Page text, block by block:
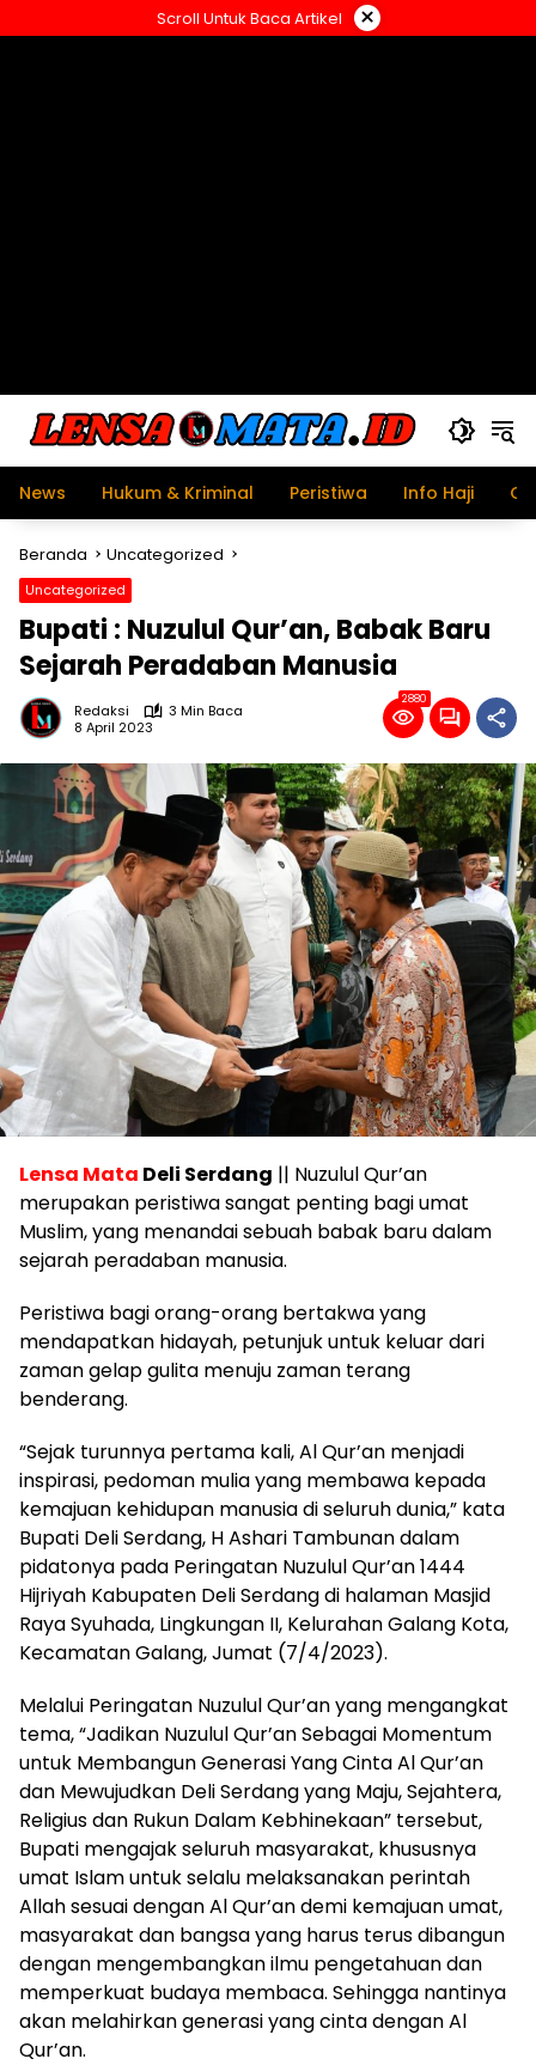
ke
Scroll Untuk Baca Artikel ×
News Hukum & Kriminal Peristiwa Info Haji
Beranda Uncategorized
Uncategorized
Bupati : Nuzulul Qur’an, Babak Baru
Sejarah Peradaban Manusia
Redaksi
3 Min Baca
8 April 2023
2880
Lensa Mata Deli Serdang || Nuzulul Qur’an
merupakan peristiwa sangat penting bagi umat
Muslim, yang menandai sebuah babak baru dalam
sejarah peradaban manusia.
Peristiwa bagi orang-orang bertakwa yang
mendapatkan hidayah, petunjuk untuk keluar dari
zaman gelap gulita menuju zaman terang
benderang.
“Sejak turunnya pertama kali, Al Qur’an menjadi
inspirasi, pedoman mulia yang membawa kepada
kemajuan kehidupan manusia di seluruh dunia,” kata
Bupati Deli Serdang, H Ashari Tambunan dalam
pidatonya pada Peringatan Nuzulul Qur’an 1444
Hijriyah Kabupaten Deli Serdang di halaman Masjid
Raya Syuhada, Lingkungan II, Kelurahan Galang Kota,
Kecamatan Galang, Jumat (7/4/2023).
Melalui Peringatan Nuzulul Qur’an yang mengangkat
tema, “Jadikan Nuzulul Qur’an Sebagai Momentum
untuk Membangun Generasi Yang Cinta Al Qur’an
dan Mewujudkan Deli Serdang yang Maju, Sejahtera,
Religius dan Rukun Dalam Kebhinekaan” tersebut,
Bupati mengajak seluruh masyarakat, khususnya
umat Islam untuk selalu melaksanakan perintah
Allah sesuai dengan Al Qur’an demi kemajuan umat,
masyarakat dan bangsa yang harus terus dibangun
dengan mengembangkan ilmu pengetahuan dan
memperkuat budaya membaca. Sehingga nantinya
akan melahirkan generasi yang cinta dengan Al
Qur’an.